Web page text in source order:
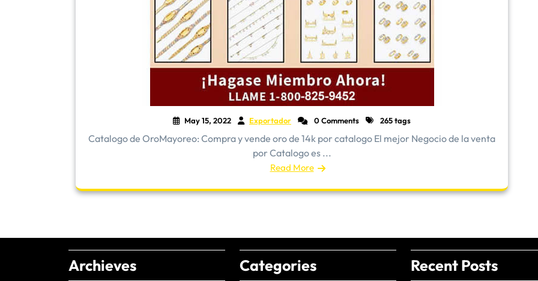
May 15, 2022 Exportador 0 Comments 265 tags
​Catalogo de OroMayoreo: Compra y vende oro de 14k por catalogo El mejor Negocio de la venta
por Catalogo es ...
Read More
Archieves Categories Recent Posts